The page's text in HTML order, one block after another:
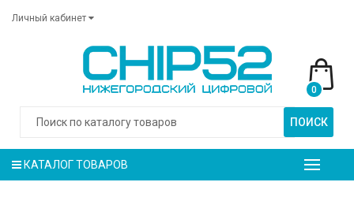
Личный кабинет
ПОИСК
0
КАТАЛОГ ТОВАРОВ